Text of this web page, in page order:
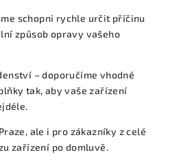
schopni rychle určit příčinu
způsob opravy vašeho
– doporučíme vhodné
tak, aby vaše zařízení
ale i pro zákazníky z celé
zařízení po domluvě.